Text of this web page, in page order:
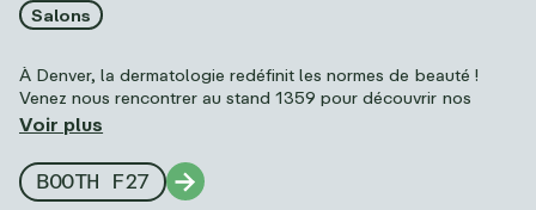
Salons
À Denver, la dermatologie redéfinit les normes de beauté !
Venez nous rencontrer au stand 1359 pour découvrir nos
gammes Super Care et Prejuvenation, conçues pour offrir
l’avenir de la beauté.
Voir plus
BOOTH F27